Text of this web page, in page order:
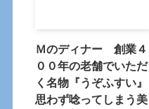
Ｍのディナー 創業４
００年の老舗でいただ
く名物『うぞふすい』
思わず唸ってしまう美